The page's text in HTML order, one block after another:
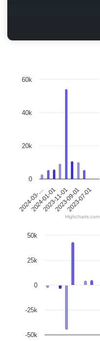
2024-03-…
2024-01-01
2023-11-01
2023-09-01
2023-07-01
0
20k
40k
60k
Highcharts.com
-50k
-25k
0
25k
50k